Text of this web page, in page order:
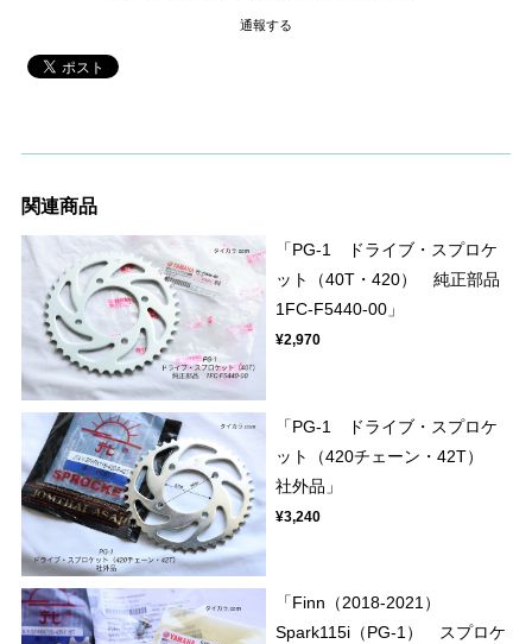
通報する
関連商品
「PG-1 ドライブ・スプロケ
ット（40T・420） 純正部品
1FC-F5440-00」
¥2,970
「PG-1 ドライブ・スプロケ
ット（420チェーン・42T）
社外品」
¥3,240
「Finn（2018-2021）
Spark115i（PG-1） スプロケ